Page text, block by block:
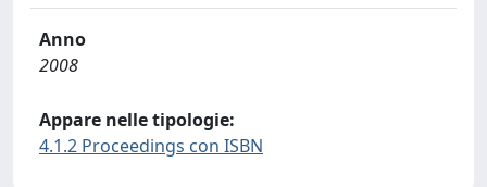
Anno
2008
Appare nelle tipologie:
4.1.2 Proceedings con ISBN